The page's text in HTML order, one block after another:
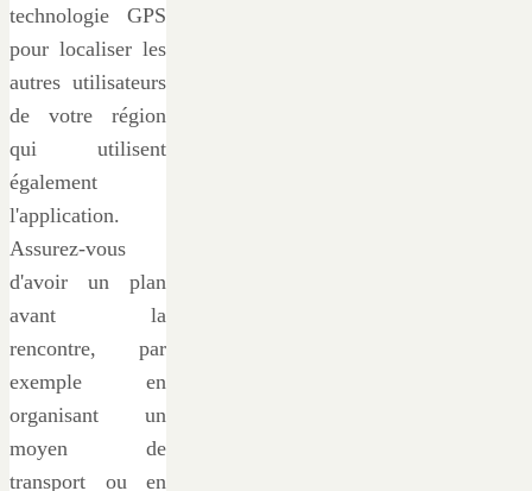
technologie GPS
pour localiser les
autres utilisateurs
de votre région
qui utilisent
également
l'application.
Assurez-vous
d'avoir un plan
avant la
rencontre, par
exemple en
organisant un
moyen de
transport ou en